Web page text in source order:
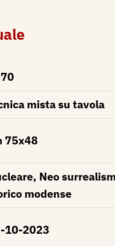
mista su tavola
75x48
Neo
modense
10-2023